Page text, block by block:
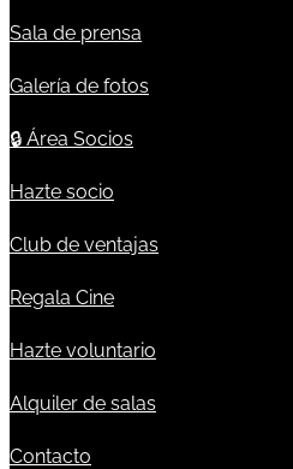
Sala de prensa
Galería de fotos
🔒 Área Socios
Hazte socio
Club de ventajas
Regala Cine
Hazte voluntario
Alquiler de salas
Contacto